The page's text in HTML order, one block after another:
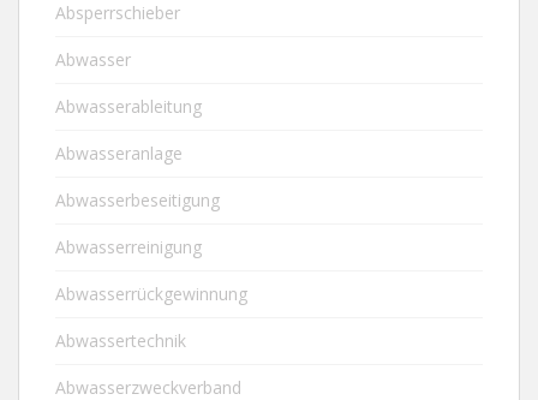
Absperrschieber
Abwasser
Abwasserableitung
Abwasseranlage
Abwasserbeseitigung
Abwasserreinigung
Abwasserrückgewinnung
Abwassertechnik
Abwasserzweckverband